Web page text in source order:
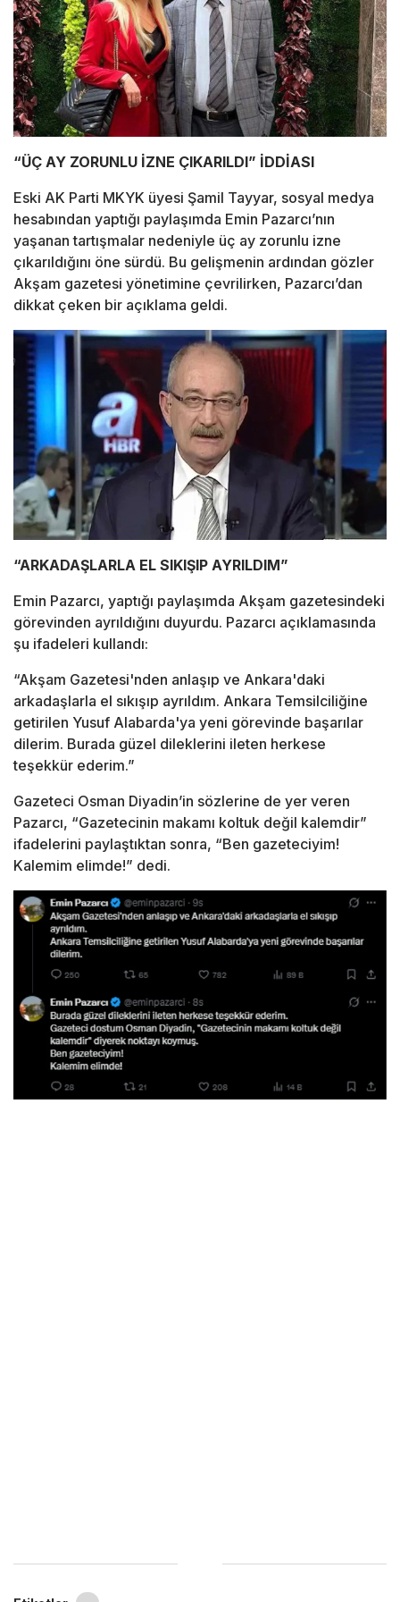
“ÜÇ AY ZORUNLU İZNE ÇIKARILDI” İDDİASI
Eski AK Parti MKYK üyesi Şamil Tayyar, sosyal medya
hesabından yaptığı paylaşımda Emin Pazarcı’nın
yaşanan tartışmalar nedeniyle üç ay zorunlu izne
çıkarıldığını öne sürdü. Bu gelişmenin ardından gözler
Akşam gazetesi yönetimine çevrilirken, Pazarcı’dan
dikkat çeken bir açıklama geldi.
“ARKADAŞLARLA EL SIKIŞIP AYRILDIM”
Emin Pazarcı, yaptığı paylaşımda Akşam gazetesindeki
görevinden ayrıldığını duyurdu. Pazarcı açıklamasında
şu ifadeleri kullandı:
“Akşam Gazetesi'nden anlaşıp ve Ankara'daki
arkadaşlarla el sıkışıp ayrıldım. Ankara Temsilciliğine
getirilen Yusuf Alabarda'ya yeni görevinde başarılar
dilerim. Burada güzel dileklerini ileten herkese
teşekkür ederim.”
Gazeteci Osman Diyadin’in sözlerine de yer veren
Pazarcı, “Gazetecinin makamı koltuk değil kalemdir”
ifadelerini paylaştıktan sonra, “Ben gazeteciyim!
Kalemim elimde!” dedi.